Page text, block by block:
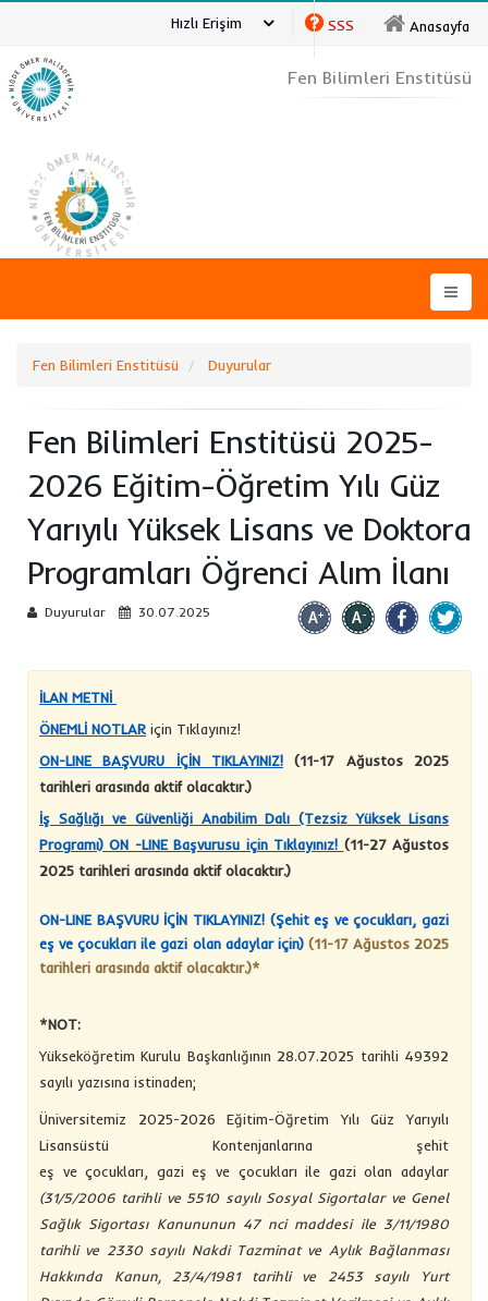
Anasayfa
SSS
Hızlı Erişim
NİĞDE ÖMER HALİSDEMİR ÜNİVERSİTESİ
Fen Bilimleri Enstitüsü
Fen Bilimleri Enstitüsü Duyurular
Fen Bilimleri Enstitüsü 2025-
2026 Eğitim-Öğretim Yılı Güz
Yarıyılı Yüksek Lisans ve Doktora
Programları Öğrenci Alım İlanı
Duyurular 30.07.2025
İLAN METNİ
ÖNEMLİ NOTLAR için Tıklayınız!
ON-LINE BAŞVURU İÇİN TIKLAYINIZ! (11-17 Ağustos 2025
tarihleri arasında aktif olacaktır.)
İş Sağlığı ve Güvenliği Anabilim Dalı (Tezsiz Yüksek Lisans
Programı) ON -LINE Başvurusu için Tıklayınız! (11-27 Ağustos
2025 tarihleri arasında aktif olacaktır.)
ON-LINE BAŞVURU İÇİN TIKLAYINIZ!(Şehit eş veçocukları, gazi
eş ve çocukları ile gazi olan adaylar için) (11-17 Ağustos 2025
tarihleri arasında aktif olacaktır.)*
*NOT:
Yükseköğretim Kurulu Başkanlığının 28.07.2025 tarihli 49392
sayılı yazısına istinaden;
Üniversitemiz 2025-2026 Eğitim-Öğretim Yılı Güz Yarıyılı
Lisansüstü Kontenjanlarına şehit
eş ve çocukları, gazi eş ve çocukları ile gazi olan adaylar
(31/5/2006 tarihli ve 5510 sayılı Sosyal Sigortalar ve Genel
Sağlık Sigortası Kanununun 47 nci maddesi ile 3/11/1980
tarihli ve 2330 sayılı Nakdi Tazminat ve Aylık Bağlanması
Hakkında Kanun, 23/4/1981 tarihli ve 2453 sayılı Yurt